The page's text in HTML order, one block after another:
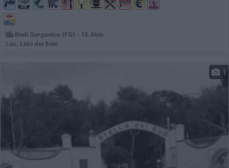
Rodi Garganico (FG) - 15.6km
Loc. Lido del Sole
1